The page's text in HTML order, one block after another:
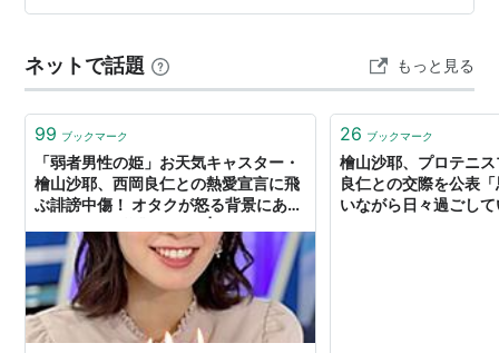
よるライン判定」ですね。 テニスには従来、「チャレン
これ自体はテニスではおなじ…
ネットで話題 もっと見る
99 ブックマーク
「弱者男性の姫」お天気キャスター・
檜山沙耶、西岡良仁との熱愛宣言に飛
ぶ誹謗中傷！ オタクが怒る背景にあっ
PRIME
26 ブックマーク
檜山沙耶、プロテニ
良仁との交際を公表
いながら日々過ごし